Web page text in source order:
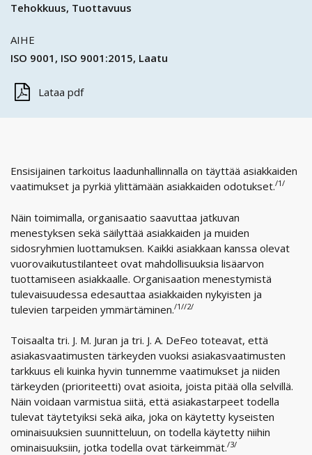
Tehokkuus Tuottavuus
AIHE
ISO 9001 ISO 9001:2015 Laatu
Lataa pdf
Ensisijainen tarkoitus laadunhallinnalla on täyttää asiakkaiden
vaatimukset ja pyrkiä ylittämään asiakkaiden odotukset./1/
Näin toimimalla, organisaatio saavuttaa jatkuvan
menestyksen sekä säilyttää asiakkaiden ja muiden
sidosryhmien luottamuksen. Kaikki asiakkaan kanssa olevat
vuorovaikutustilanteet ovat mahdollisuuksia lisäarvon
tuottamiseen asiakkaalle. Organisaation menestymistä
tulevaisuudessa edesauttaa asiakkaiden nykyisten ja
tulevien tarpeiden ymmärtäminen./1//2/
Toisaalta tri. J. M. Juran ja tri. J. A. DeFeo toteavat, että
asiakasvaatimusten tärkeyden vuoksi asiakasvaatimusten
tarkkuus eli kuinka hyvin tunnemme vaatimukset ja niiden
tärkeyden (prioriteetti) ovat asioita, joista pitää olla selvillä.
Näin voidaan varmistua siitä, että asiakastarpeet todella
tulevat täytetyiksi sekä aika, joka on käytetty kyseisten
ominaisuuksien suunnitteluun, on todella käytetty niihin
ominaisuuksiin, jotka todella ovat tärkeimmät./3/